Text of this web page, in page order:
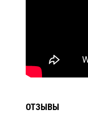
ОТЗЫВЫ